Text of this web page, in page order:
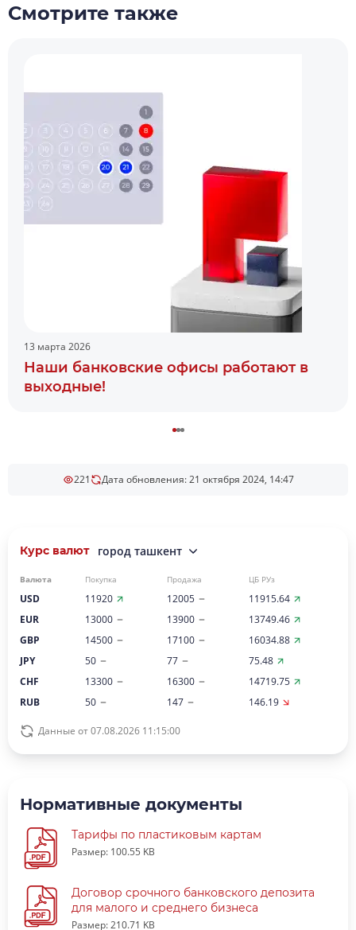
Смотрите также
13 марта 2026
Наши банковские офисы работают в
выходные!
221 Дата обновления: 21 октября 2024, 14:47
Курс валют город ташкент
Валюта Покупка Продажа ЦБ РУз
USD 11920 12005
11915.64
EUR
13000 13900
13749.46
GBP
14500 17100
16034.88
JPY
50 77
75.48
CHF
13300 16300
14719.75
RUB
50 147 146.19
Данные от 07.08.2026 11:15:00
Нормативные документы
Тарифы по пластиковым картам
Размер: 100.55 KB
Договор срочного банковского депозита
для малого и среднего бизнеса
Размер: 210.71 KB